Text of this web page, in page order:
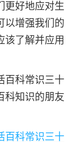
更好地应对生
以增强我们的
该了解并应用
百科常识三十
科知识的朋友
百科常识三十